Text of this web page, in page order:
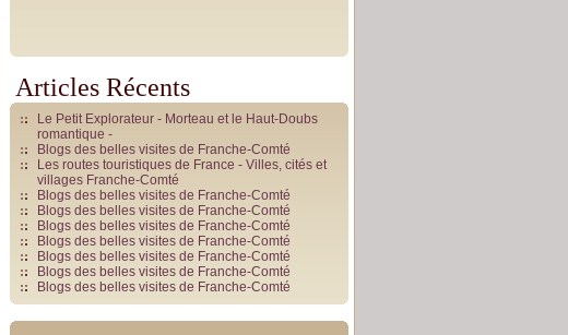
Articles Récents
Le Petit Explorateur - Morteau et le Haut-Doubs
romantique -
Blogs des belles visites de Franche-Comté
Les routes touristiques de France - Villes, cités et
villages Franche-Comté
Blogs des belles visites de Franche-Comté
Blogs des belles visites de Franche-Comté
Blogs des belles visites de Franche-Comté
Blogs des belles visites de Franche-Comté
Blogs des belles visites de Franche-Comté
Blogs des belles visites de Franche-Comté
Blogs des belles visites de Franche-Comté